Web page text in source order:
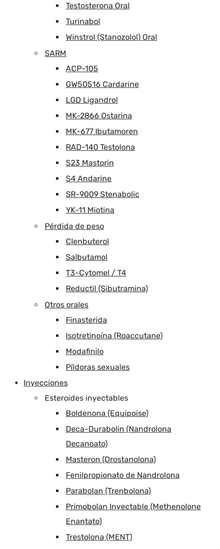
Testosterona Oral
Turinabol
Winstrol (Stanozolol) Oral
SARM
ACP-105
GW50516 Cardarine
LGD Ligandrol
MK-2866 Ostarina
MK-677 Ibutamoren
RAD-140 Testolona
S23 Mastorin
S4 Andarine
SR-9009 Stenabolic
YK-11 Miotina
Pérdida de peso
Clenbuterol
Salbutamol
T3-Cytomel / T4
Reductil (Sibutramina)
Otros orales
Finasterida
Isotretinoína (Roaccutane)
Modafinilo
Píldoras sexuales
Inyecciones
Esteroides inyectables
Boldenona (Equipoise)
Deca-Durabolin (Nandrolona
Decanoato)
Masteron (Drostanolona)
Fenilpropionato de Nandrolona
Parabolan (Trenbolona)
Primobolan Inyectable (Methenolone
Enantato)
Trestolona (MENT)